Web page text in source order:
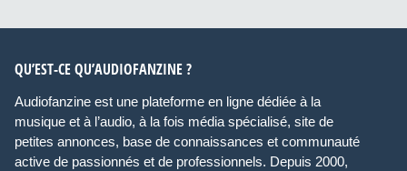
QU’EST-CE QU’AUDIOFANZINE ?
Audiofanzine est une plateforme en ligne dédiée à la
musique et à l’audio, à la fois média spécialisé, site de
petites annonces, base de connaissances et communauté
active de passionnés et de professionnels. Depuis 2000,